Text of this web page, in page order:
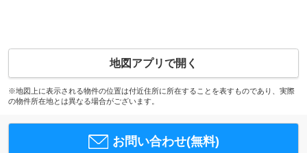
地図アプリで開く
※地図上に表示される物件の位置は付近住所に所在することを表すものであり、実際
の物件所在地とは異なる場合がございます。
お問い合わせ(無料)